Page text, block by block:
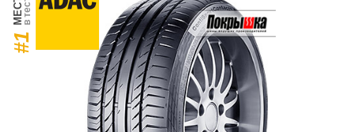
#1
в тесте